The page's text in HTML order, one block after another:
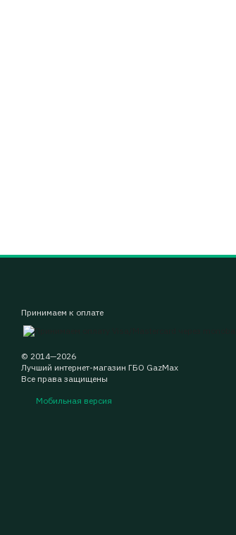
Принимаем к оплате
© 2014—2026
Лучший интернет-магазин ГБО GazMax
Все права защищены
Мобильная версия